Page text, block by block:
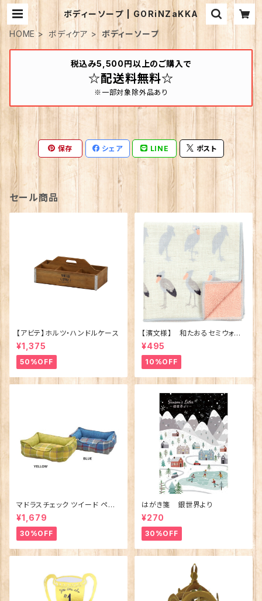
ボディーソープ | GORiNZaKKA
HOME
ボディケア ボディーソープ
税込み5,500円以上のご購入で
☆配送料無料☆
※一部対象除外品あり
保存 シェア LINE ポスト
セール商品
【アビテ】ホルツ・ハンドルケース
¥1,375
50%OFF
【濱文様】 和たおるセミウォッ
シュ ごきげんハシビロコウ
(日本製)
¥495
10%OFF
マドラスチェック ツイード ペット
ベッド（犬猫用）M
¥1,679
30%OFF
はがき箋 銀世界より
¥270
30%OFF